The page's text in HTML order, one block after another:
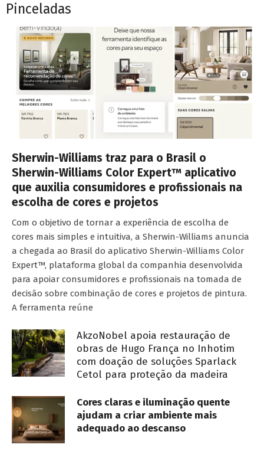
Pinceladas
Sherwin-Williams traz para o Brasil o
Sherwin-Williams Color Expert™ aplicativo
que auxilia consumidores e profissionais na
escolha de cores e projetos
Com o objetivo de tornar a experiência de escolha de
cores mais simples e intuitiva, a Sherwin-Williams anuncia
a chegada ao Brasil do aplicativo Sherwin-Williams Color
Expert™, plataforma global da companhia desenvolvida
para apoiar consumidores e profissionais na tomada de
decisão sobre combinação de cores e projetos de pintura.
A ferramenta reúne
AkzoNobel apoia restauração de
obras de Hugo França no Inhotim
com doação de soluções Sparlack
Cetol para proteção da madeira
Cores claras e iluminação quente
ajudam a criar ambiente mais
adequado ao descanso